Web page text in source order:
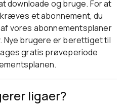
downloade og bruge. For at
et abonnement, du
vores abonnementsplaner
Nye brugere er berettiget til
gratis prøveperiode
ligaer?